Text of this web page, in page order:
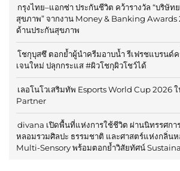
กรุงไทย–แอกซ่า ประกันชีวิต คว้ารางวัล “บริษั
สุขภาพ” จากงาน Money & Banking Awards
ด้านประกันสุขภาพ
โชกุบุสซึ ตอกย้ำผู้นำครีมอาบน้ำ รีเฟรชแบรนด์
เจนใหม่ ปลุกกระแส #ผิวโชกุผิวโชว์ได้
เลอโนโวเสริมทัพ Esports World Cup 2026
Partner
divana เปิดพื้นที่แห่งการใช้ชีวิต ผ่านนิทรรศกา
หลอมรวมศิลปะ ธรรมชาติ และศาสตร์แห่งกลิ่น
Multi-Sensory พร้อมตอกย้ำวิสัยทัศน์